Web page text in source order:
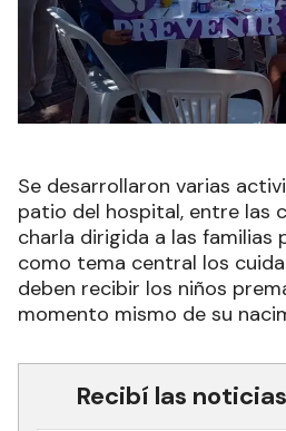
Se desarrollaron varias
patio del hospital, entre las
charla dirigida a las familias
como tema central los
deben recibir los niños
momento mismo de su
Recibí las